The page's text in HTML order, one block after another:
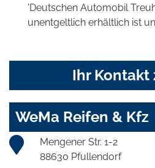
'Deutschen Automobil
unentgeltlich erhältlich ist
Ihr Kontakt
WeMa Reifen & Kfz
Mengener Str. 1-2
88630 Pfullendorf